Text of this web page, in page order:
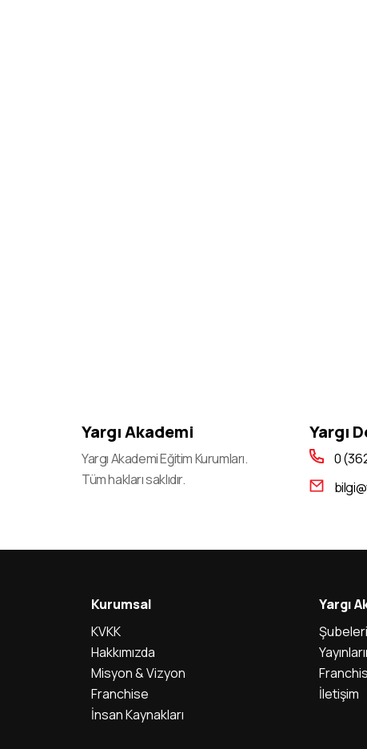
Yetenek-Genel Kültür Ve Eğitim Bilimleri
Oturumları sınava Giriş Belgeleri Erişime Açıldı
2023-Ales/2 başvurularının Alınması
/ Güncelleme / Teyit İşlemleri İçin Okul
Müdürlüklerine Kamu Kurumları
İşlemleri sisteminin Açılması
2023-Yks için Sınav günü Açık Tutulacak İl/ilçe
Nüfus Müdürlükleri
Yargı Akademi
Yargı Akademi Eğitim Kurumları.
Tüm hakları saklıdır.
Yargı
0
Kurumsal
KVKK
Hakkımızda
Misyon & Vizyon
Franchise
İnsan Kaynakları
Yargı
İletişim